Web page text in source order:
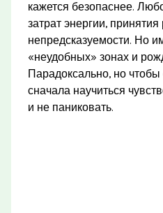
кажется безопаснее.
затрат энергии,
непредсказуемости. Но
«неудобных» зонах и
Парадоксально, но
сначала научиться
и не паниковать.